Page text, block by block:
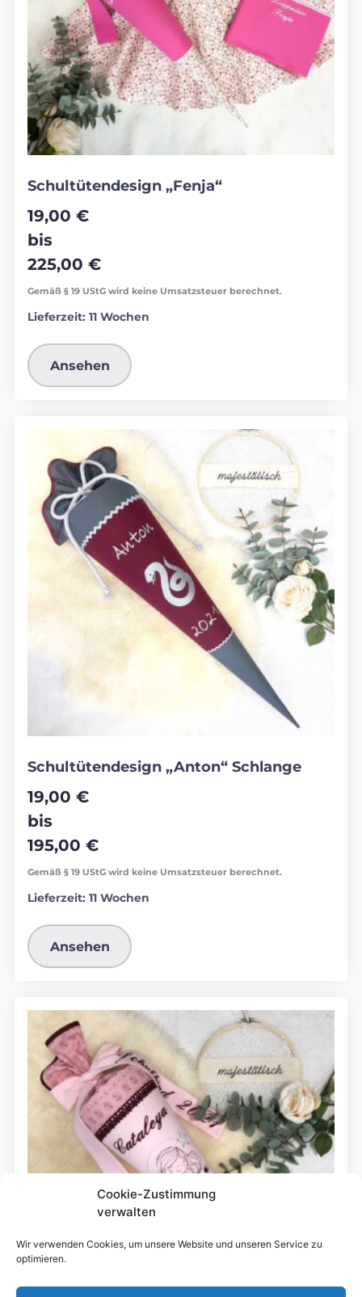
Cookie-Zustimmung
verwalten
Wir verwenden Cookies, um unsere Website und unseren Service zu
optimieren.
Schultütendesign „Fenja“
19,00 €
bis
225,00 €
Gemäß § 19 UStG wird keine Umsatzsteuer berechnet.
Lieferzeit: 11 Wochen
Ansehen
Schultütendesign „Anton“ Schlange
19,00 €
bis
195,00 €
Gemäß § 19 UStG wird keine Umsatzsteuer berechnet.
Lieferzeit: 11 Wochen
Ansehen